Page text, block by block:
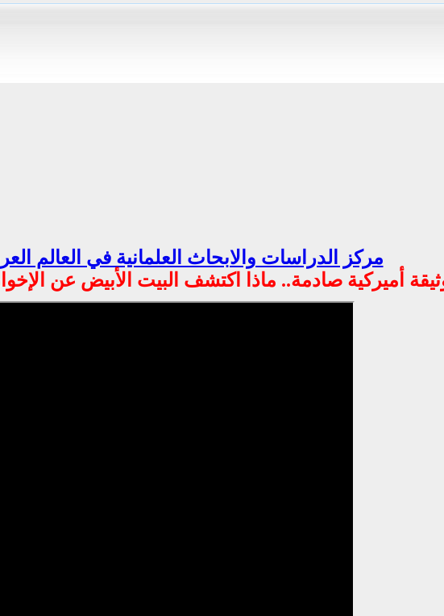
مركز الدراسات والابحاث العلمانية في العالم
أميركية صادمة.. ماذا اكتشف البيت الأبيض عن